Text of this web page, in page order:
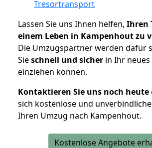
Tresortransport
Lassen Sie uns Ihnen helfen, Ihren
einem Leben in Kampenhout zu
Die Umzugspartner werden dafür
Sieschnell und sicher in Ihr
einziehen können.
Kontaktieren Sie uns noch heute
sich kostenlose und
Ihren Umzug nach Kampenhout.
Kostenlose Angebote